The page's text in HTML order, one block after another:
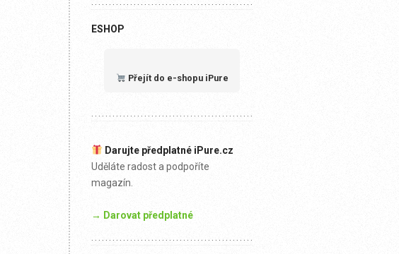
ESHOP
Přejít do e-shopu iPure
Darujte předplatné iPure.cz
Uděláte radost a podpoříte
magazín.
→ Darovat předplatné